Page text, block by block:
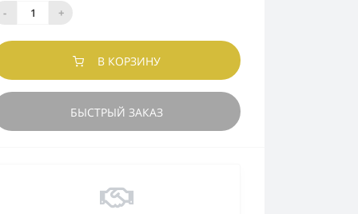
-
+
В КОРЗИНУ
БЫСТРЫЙ ЗАКАЗ